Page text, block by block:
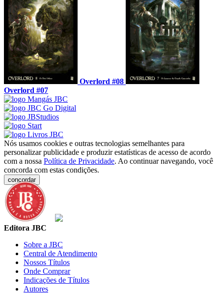
Overlord #08
Overlord #07
Nós usamos cookies e outras tecnologias semelhantes para
personalizar publicidade e produzir estatísticas de acesso de acordo
com a nossa Política de Privacidade. Ao continuar navegando, você
concorda com estas condições.
concordar
Editora JBC
Sobre a JBC
Central de Atendimento
Nossos Títulos
Onde Comprar
Indicações de Títulos
Autores